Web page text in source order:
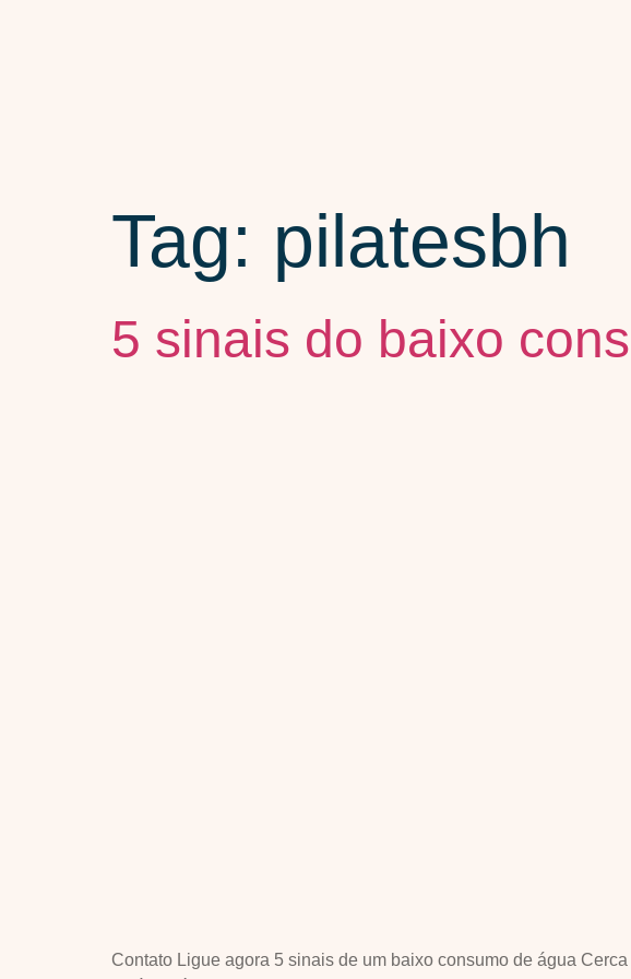
Tag: pilatesbh
5 sinais do baixo
Contato Ligue agora 5 sinais de um baixo consumo de água